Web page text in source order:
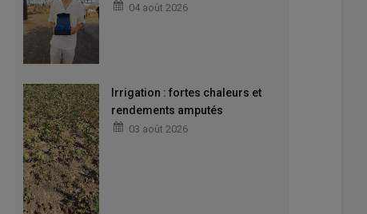
04 août 2026
Irrigation : fortes chaleurs et
rendements amputés
03 août 2026